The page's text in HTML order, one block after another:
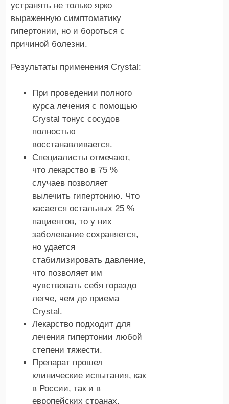
устранять не только ярко
выраженную симптоматику
гипертонии, но и бороться с
причиной болезни.
Результаты применения Crystal:
При проведении полного
курса лечения с помощью
Crystal тонус сосудов
полностью
восстанавливается.
Специалисты отмечают,
что лекарство в 75 %
случаев позволяет
вылечить гипертонию. Что
касается остальных 25 %
пациентов, то у них
заболевание сохраняется,
но удается
стабилизировать давление,
что позволяет им
чувствовать себя гораздо
легче, чем до приема
Crystal.
Лекарство подходит для
лечения гипертонии любой
степени тяжести.
Препарат прошел
клинические испытания, как
в России, так и в
европейских странах.